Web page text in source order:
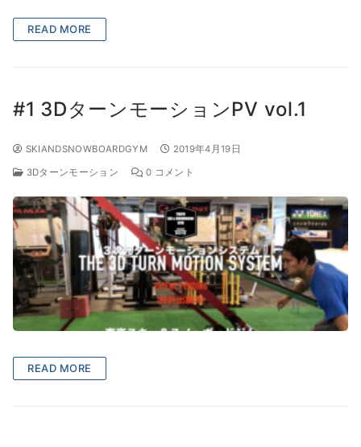
READ MORE
#1 3DターンモーションPV vol.1
SKIANDSNOWBOARDGYM 2019年4月19日
3Dターンモーション 0 コメント
READ MORE